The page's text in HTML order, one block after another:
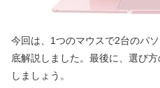
今回は、1つのマウスで2台のパ
底解説しました。最後に、選び
しましょう。